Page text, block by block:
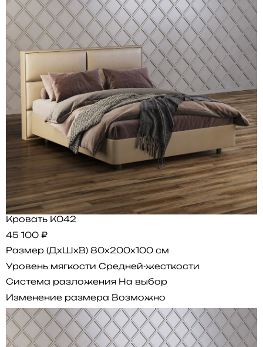
Кровать K042
45 100 ₽
Размер (ДхШхВ) 80x200x100 см
Уровень мягкости Средней-жесткости
Система разложения На выбор
Изменение размера Возможно